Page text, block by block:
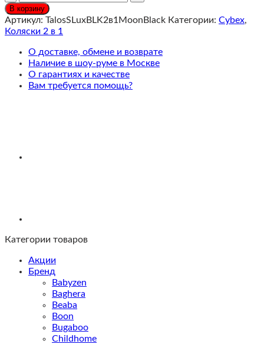
Cybex
Talos
S
Коляска
2
в
1
В корзину
Артикул: TalosSLuxBLK2в1MoonBlack Категории: Cybex,
Коляски 2 в 1
О доставке, обмене и возврате
Наличие в шоу-руме в Москве
О гарантиях и качестве
Вам требуется помощь?
Категории товаров
Акции
Бренд
Babyzen
Baghera
Beaba
Boon
Bugaboo
Childhome